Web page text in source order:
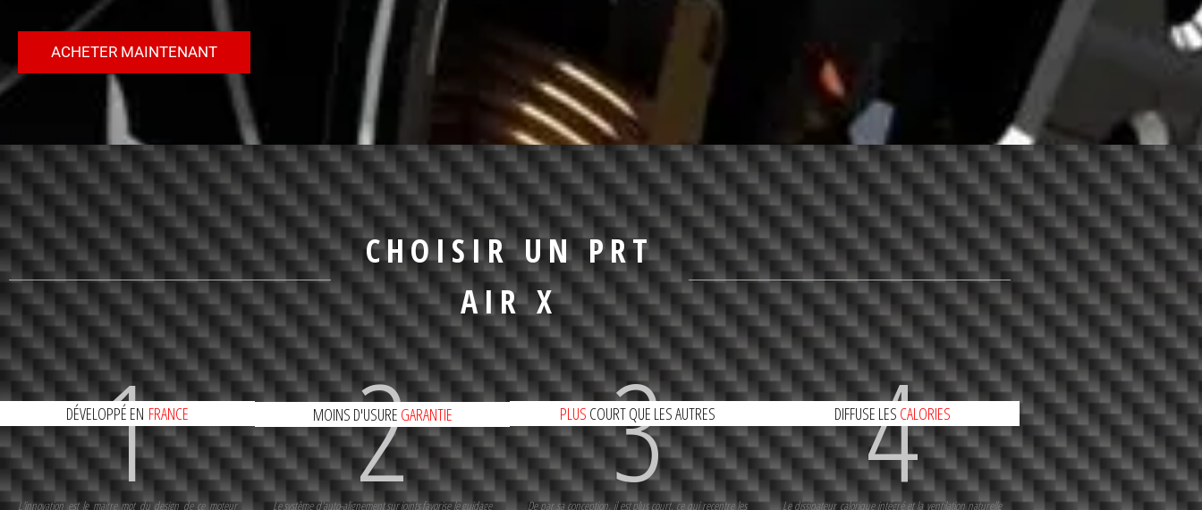
ACHETER MAINTENANT
CHOISIR UN PRT
AIR X
1
L'innovation est le maitre mot du design de ce moteur
DÉVELOPPÉ EN FRANCE 2
Le système d'auto-alignement sur joints favorise le guidage
MOINS D'USURE GARANTIE 3
De par sa conception, il est plus court, ce qui recentre les
PLUS COURT QUE LES AUTRES 4
Le dissipateur calorique intégré et la ventilation naturelle
DIFFUSE LES CALORIES